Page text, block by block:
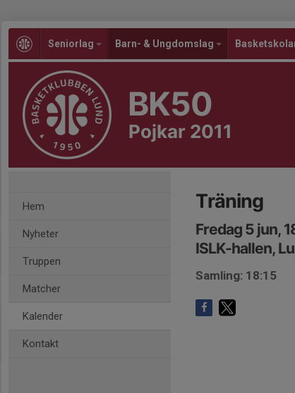
Seniorlag Barn- & Ungdomslag
BK50
Pojkar 2011
Hem
Nyheter
Truppen
Matcher
Kalender
Kontakt
Träning
Fredag 5 jun,
ISLK-hallen,
Samling: 18:15